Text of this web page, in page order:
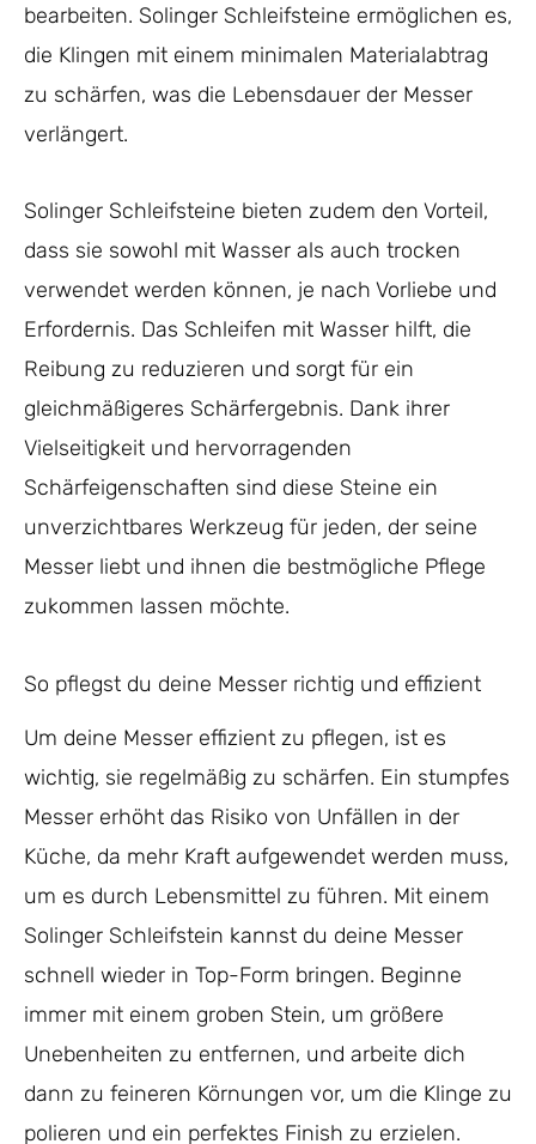
bearbeiten. Solinger Schleifsteine ermöglichen es,
die Klingen mit einem minimalen Materialabtrag
zu schärfen, was die Lebensdauer der Messer
verlängert.
Solinger Schleifsteine bieten zudem den Vorteil,
dass sie sowohl mit Wasser als auch trocken
verwendet werden können, je nach Vorliebe und
Erfordernis. Das Schleifen mit Wasser hilft, die
Reibung zu reduzieren und sorgt für ein
gleichmäßigeres Schärfergebnis. Dank ihrer
Vielseitigkeit und hervorragenden
Schärfeigenschaften sind diese Steine ein
unverzichtbares Werkzeug für jeden, der seine
Messer liebt und ihnen die bestmögliche Pflege
zukommen lassen möchte.
So pflegst du deine Messer richtig und effizient
Um deine Messer effizient zu pflegen, ist es
wichtig, sie regelmäßig zu schärfen. Ein stumpfes
Messer erhöht das Risiko von Unfällen in der
Küche, da mehr Kraft aufgewendet werden muss,
um es durch Lebensmittel zu führen. Mit einem
Solinger Schleifstein kannst du deine Messer
schnell wieder in Top-Form bringen. Beginne
immer mit einem groben Stein, um größere
Unebenheiten zu entfernen, und arbeite dich
dann zu feineren Körnungen vor, um die Klinge zu
polieren und ein perfektes Finish zu erzielen.